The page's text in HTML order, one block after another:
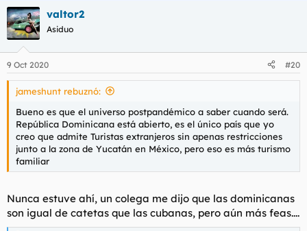
valtor2
Asiduo
9 Oct 2020 #20
jameshunt rebuznó:
Bueno es que el universo postpandémico a saber cuando será.
República Dominicana está abierto, es el único país que yo
creo que admite Turistas extranjeros sin apenas restricciones
junto a la zona de Yucatán en México, pero eso es más turismo
familiar
Nunca estuve ahí, un colega me dijo que las dominicanas
son igual de catetas que las cubanas, pero aún más feas....